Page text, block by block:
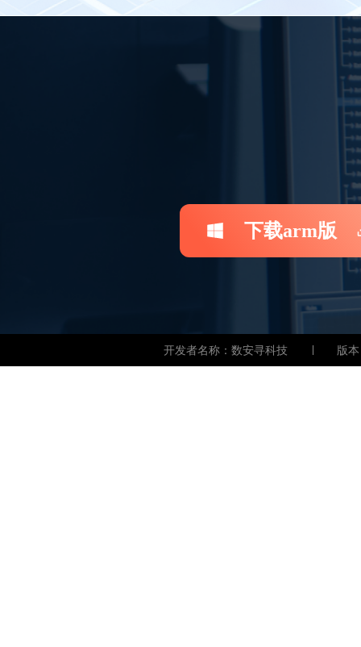
下载arm版
开发者名称：数安寻科技 版